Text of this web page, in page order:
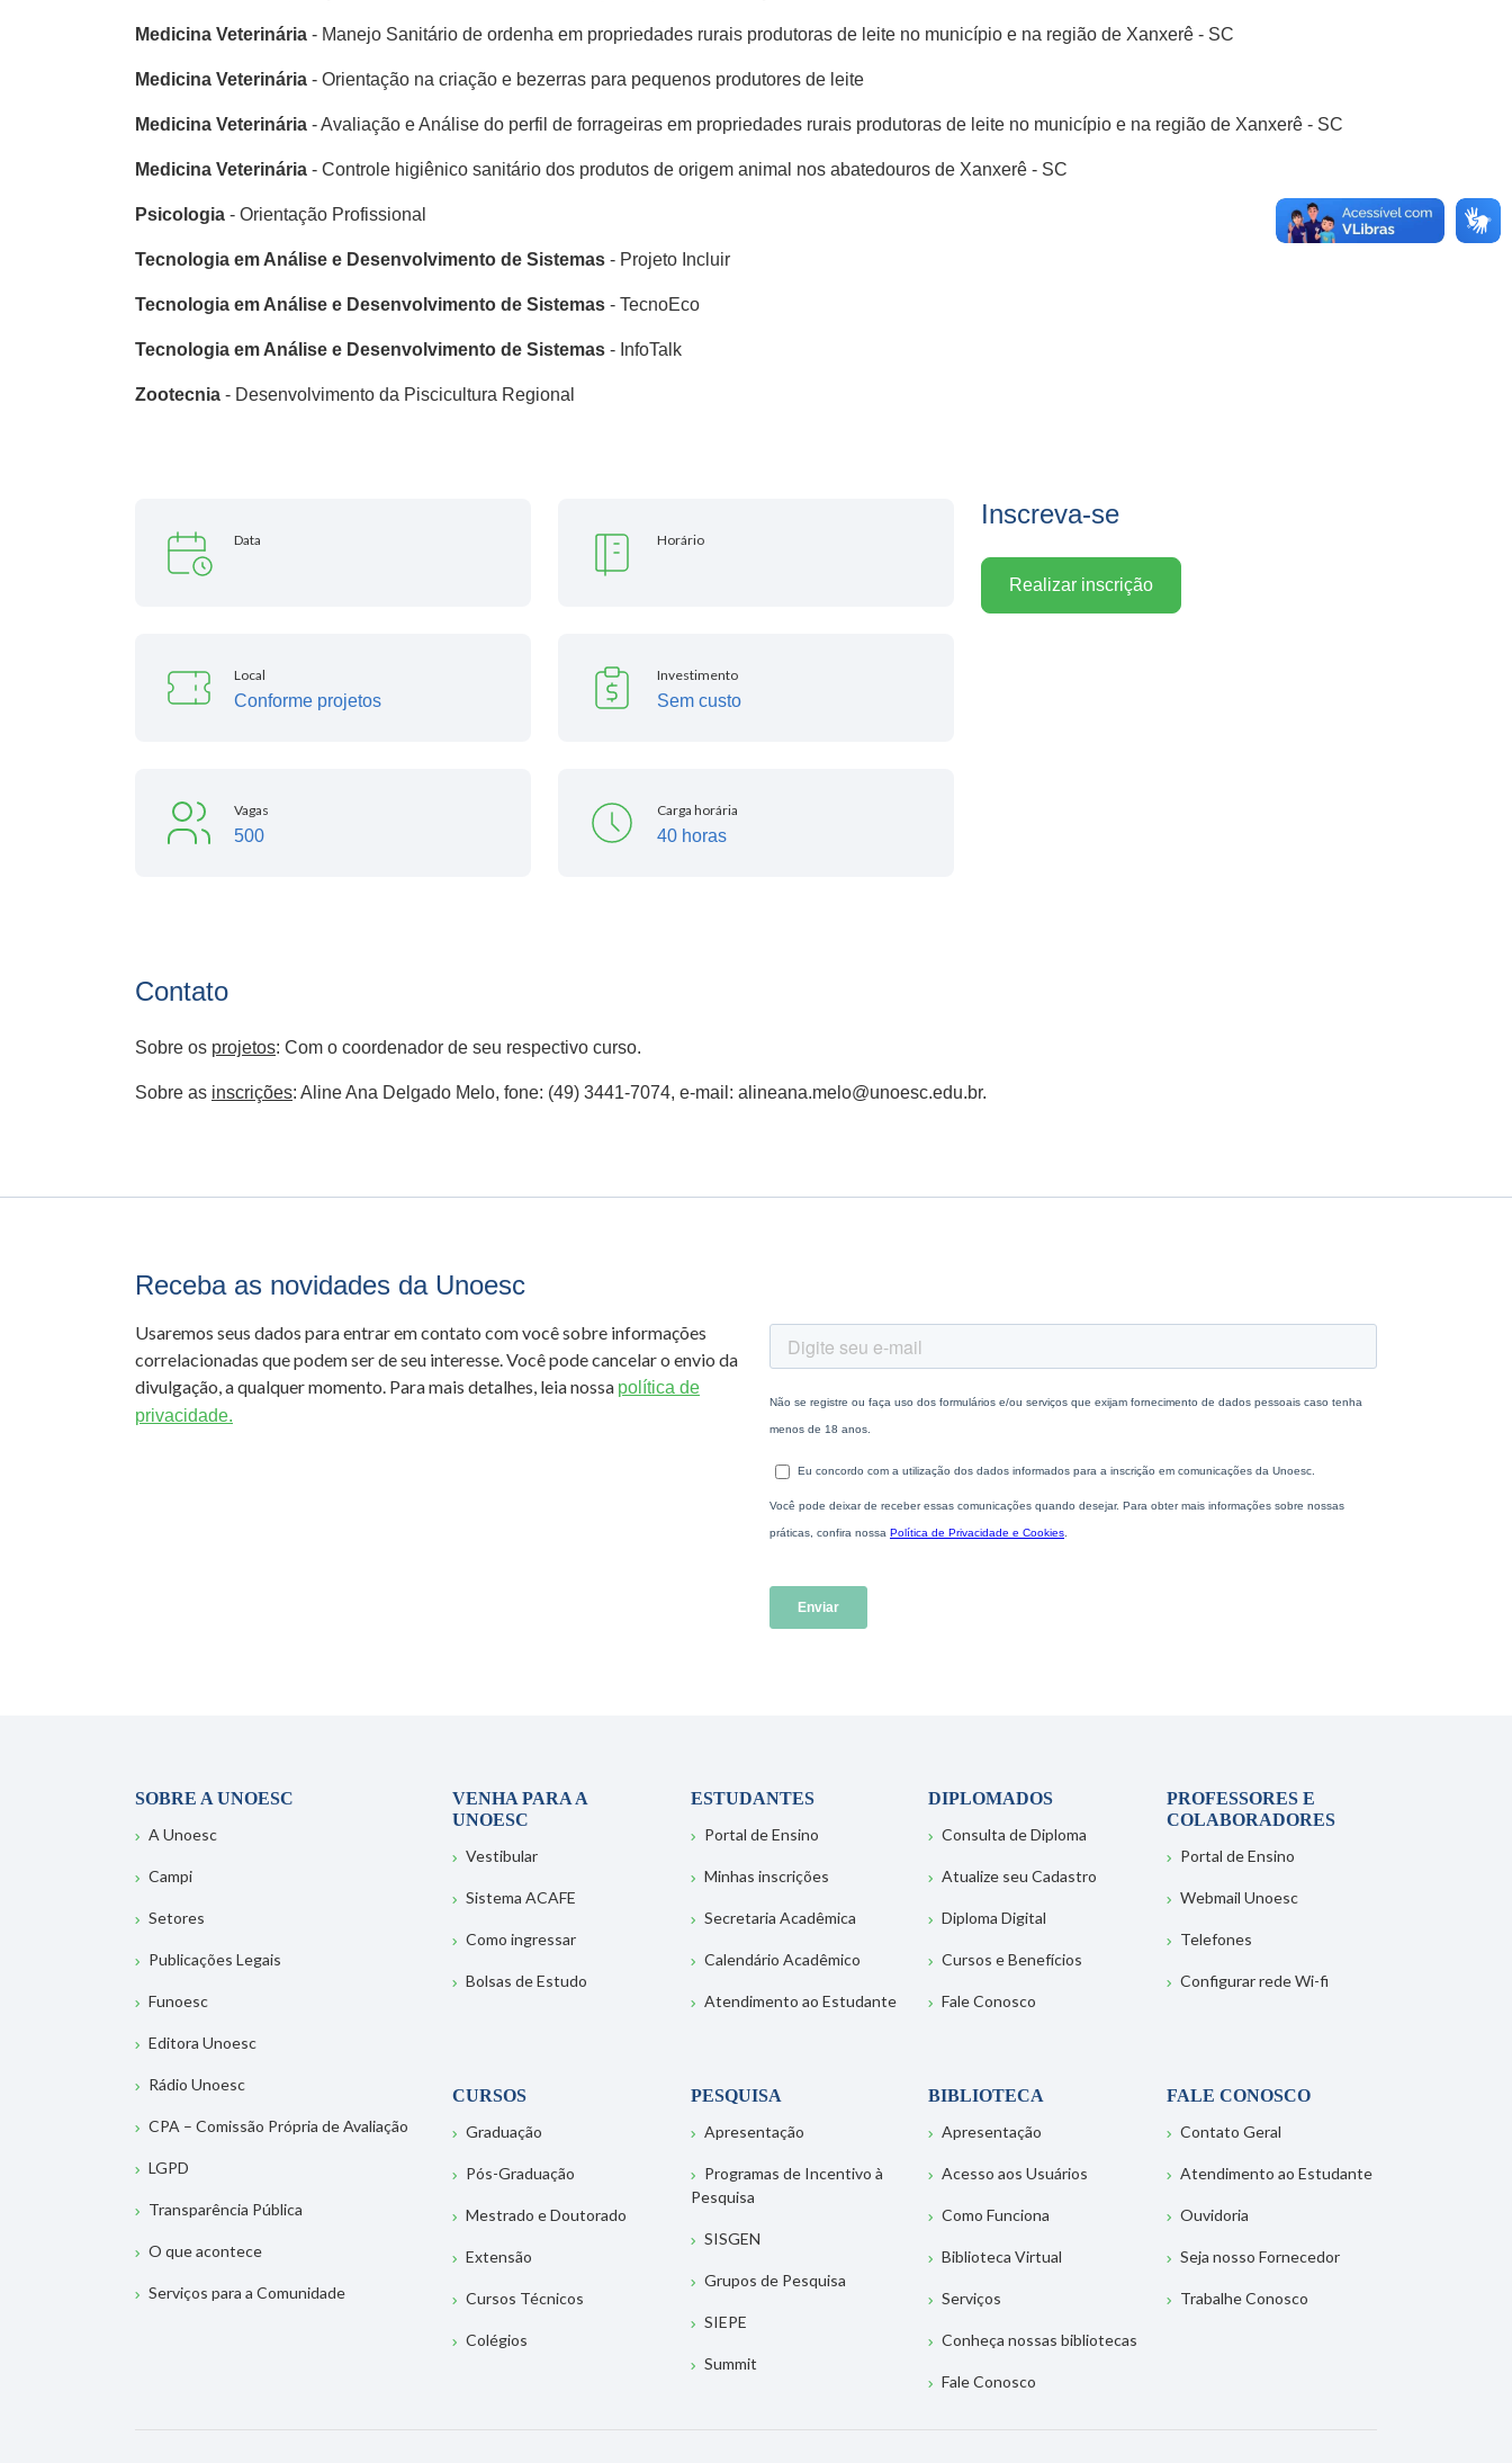
Medicina Veterinária - Manejo Sanitário de ordenha em propriedades rurais produtoras de leite no município e na região de Xanxerê - SC
Medicina Veterinária - Orientação na criação e bezerras para pequenos produtores de leite
Medicina Veterinária - Avaliação e Análise do perfil de forrageiras em propriedades rurais produtoras de leite no município e na região de Xanxerê - SC
Medicina Veterinária - Controle higiênico sanitário dos produtos de origem animal nos abatedouros de Xanxerê - SC
Psicologia - Orientação Profissional
Tecnologia em Análise e Desenvolvimento de Sistemas - Projeto Incluir
Tecnologia em Análise e Desenvolvimento de Sistemas - TecnoEco
Tecnologia em Análise e Desenvolvimento de Sistemas - InfoTalk
Zootecnia - Desenvolvimento da Piscicultura Regional
Data Horário
Local
Conforme projetos
Investimento
Sem custo
Vagas
500
Carga horária
40 horas
Inscreva-se
Realizar inscrição
Contato
Sobre os projetos: Com o coordenador de seu respectivo curso.
Sobre as inscrições: Aline Ana Delgado Melo, fone: (49) 3441-7074, e-mail: alineana.melo@unoesc.edu.br.
Receba as novidades da Unoesc
Usaremos seus dados para entrar em contato com você sobre informações
correlacionadas que podem ser de seu interesse. Você pode cancelar o envio da
divulgação, a qualquer momento. Para mais detalhes, leia nossa política de
privacidade.
SOBRE A UNOESC
A Unoesc
Campi
Setores
Publicações Legais
Funoesc
Editora Unoesc
Rádio Unoesc
CPA – Comissão Própria de Avaliação
LGPD
Transparência Pública
O que acontece
Serviços para a Comunidade
VENHA PARA A
UNOESC
Vestibular
Sistema ACAFE
Como ingressar
Bolsas de Estudo
ESTUDANTES
Portal de Ensino
Minhas inscrições
Secretaria Acadêmica
Calendário Acadêmico
Atendimento ao Estudante
DIPLOMADOS
Consulta de Diploma
Atualize seu Cadastro
Diploma Digital
Cursos e Benefícios
Fale Conosco
PROFESSORES E
COLABORADORES
Portal de Ensino
Webmail Unoesc
Telefones
Configurar rede Wi-fi
CURSOS
Graduação
Pós-Graduação
Mestrado e Doutorado
Extensão
Cursos Técnicos
Colégios
PESQUISA
Apresentação
Programas de Incentivo à
Pesquisa
SISGEN
Grupos de Pesquisa
SIEPE
Summit
BIBLIOTECA
Apresentação
Acesso aos Usuários
Como Funciona
Biblioteca Virtual
Serviços
Conheça nossas bibliotecas
Fale Conosco
FALE CONOSCO
Contato Geral
Atendimento ao Estudante
Ouvidoria
Seja nosso Fornecedor
Trabalhe Conosco